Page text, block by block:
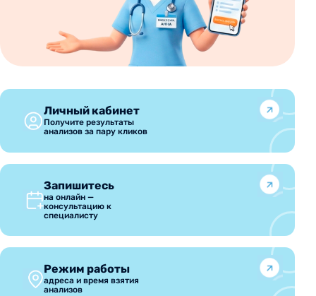
Личный кабинет
Получите результаты
анализов за пару кликов
Запишитесь
на онлайн —
консультацию к
специалисту
Режим работы
адреса и время взятия
анализов